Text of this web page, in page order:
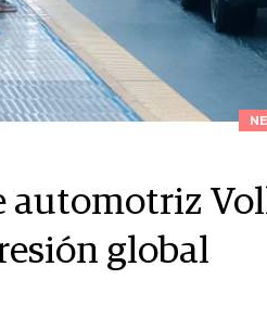
automotriz
global